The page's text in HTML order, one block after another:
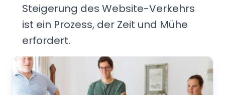
Steigerung des Website-Verkehrs
ist ein Prozess, der Zeit und Mühe
erfordert.